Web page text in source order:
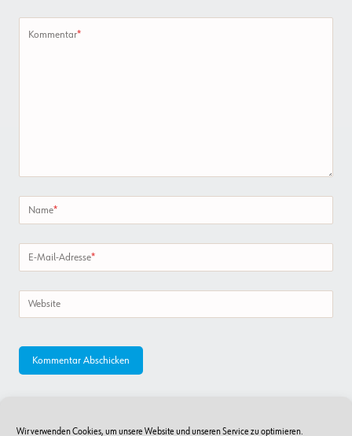
Wir verwenden Cookies, um unsere Website und unseren Service zu optimieren.
Kommentar*
Name*
E-Mail-Adresse*
Website